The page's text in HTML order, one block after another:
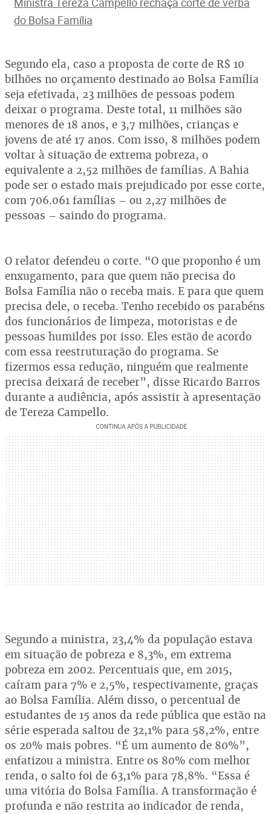
do Bolsa Família
Segundo ela, caso a proposta de corte de R$ 10
bilhões no orçamento destinado ao Bolsa Família
seja efetivada, 23 milhões de pessoas podem
deixar o programa. Deste total, 11 milhões são
menores de 18 anos, e 3,7 milhões, crianças e
jovens de até 17 anos. Com isso, 8 milhões podem
voltar à situação de extrema pobreza, o
equivalente a 2,52 milhões de famílias. A Bahia
pode ser o estado mais prejudicado por esse corte,
com 706.061 famílias – ou 2,27 milhões de
pessoas – saindo do programa.
O relator defendeu o corte. “O que proponho é um
enxugamento, para que quem não precisa do
Bolsa Família não o receba mais. E para que quem
precisa dele, o receba. Tenho recebido os parabéns
dos funcionários de limpeza, motoristas e de
pessoas humildes por isso. Eles estão de acordo
com essa reestruturação do programa. Se
fizermos essa redução, ninguém que realmente
precisa deixará de receber”, disse Ricardo Barros
durante a audiência, após assistir à apresentação
de Tereza Campello.
Segundo a ministra, 23,4% da população estava
em situação de pobreza e 8,3%, em extrema
pobreza em 2002. Percentuais que, em 2015,
caíram para 7% e 2,5%, respectivamente, graças
ao Bolsa Família. Além disso, o percentual de
estudantes de 15 anos da rede pública que estão na
série esperada saltou de 32,1% para 58,2%, entre
os 20% mais pobres. “É um aumento de 80%”,
enfatizou a ministra. Entre os 80% com melhor
renda, o salto foi de 63,1% para 78,8%. “Essa é
uma vitória do Bolsa Família. A transformação é
profunda e não restrita ao indicador de renda,